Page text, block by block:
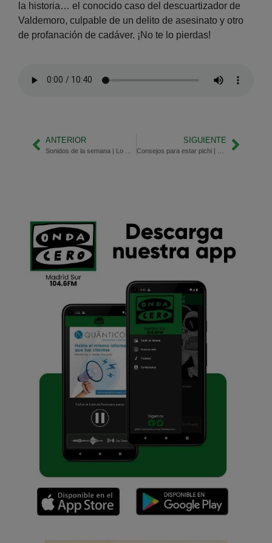
la historia… el conocido caso del descuartizador de
Valdemoro, culpable de un delito de asesinato y otro
de profanación de cadáver. ¡No te lo pierdas!
ANTERIOR SIGUIENTE